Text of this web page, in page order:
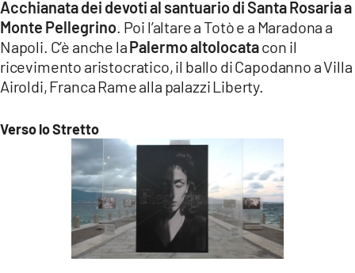
Acchianata dei devoti al santuario di Santa Rosaria a
Monte Pellegrino. Poi l’altare a Totò e a Maradona a
Napoli. C’è anche laPalermo altolocatacon il
ricevimento aristocratico, il ballo di Capodanno a Villa
Airoldi, Franca Rame alla palazzi Liberty.
Verso lo Stretto